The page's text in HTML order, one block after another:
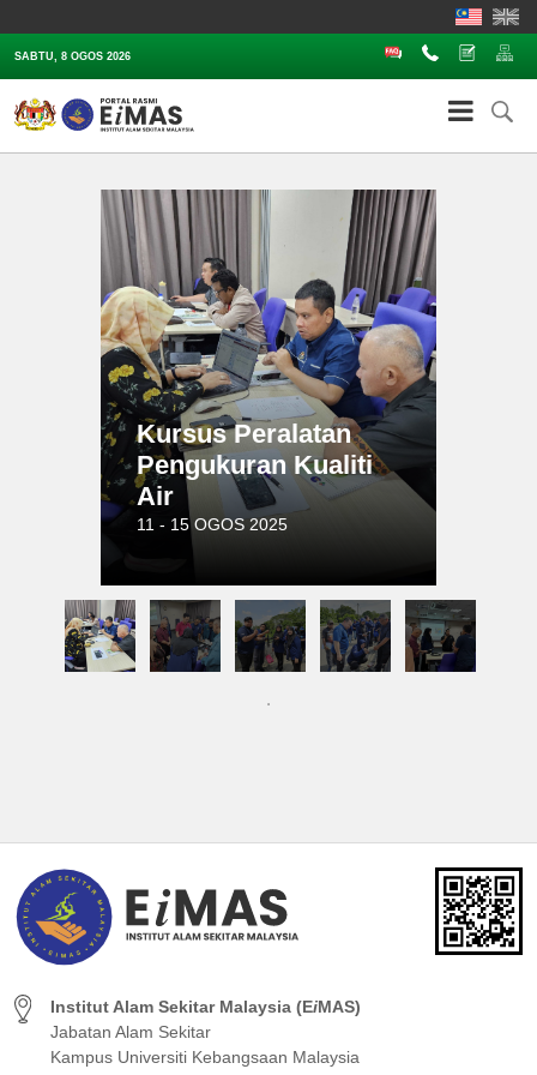
SABTU, 8 OGOS 2026 Soalan LazimHubungi Aduan
Kursus Peralatan
Pengukuran Kualiti
Air
11 - 15 OGOS 2025
Institut Alam Sekitar Malaysia (EiMAS)
Jabatan Alam Sekitar
Kampus Universiti Kebangsaan Malaysia